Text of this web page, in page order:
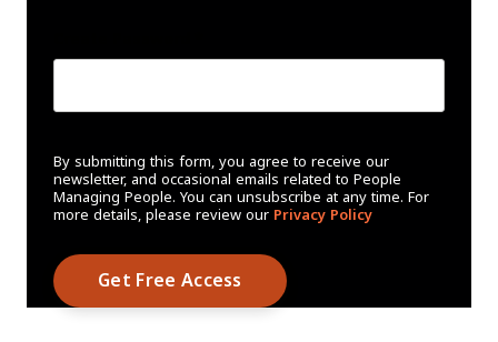
By submitting this form, you agree to receive our
newsletter, and occasional emails related to People
Managing People. You can unsubscribe at any time. For
more details, please review our Privacy Policy